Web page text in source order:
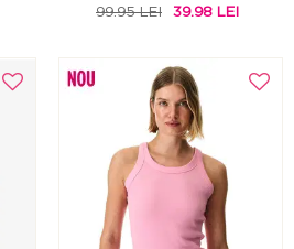
99.95 LEI 39.98 LEI